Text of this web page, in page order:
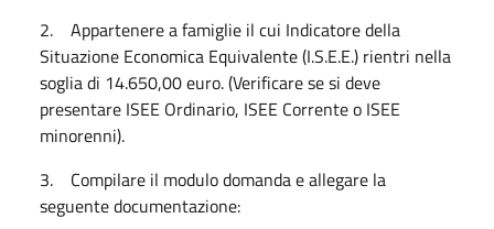
2. Appartenere a famiglie il cui Indicatore della
Situazione Economica Equivalente (I.S.E.E.) rientri nella
soglia di 14.650,00 euro. (Verificare se si deve
presentare ISEE Ordinario, ISEE Corrente o ISEE
minorenni).
3. Compilare il modulo domanda e allegare la
seguente documentazione: